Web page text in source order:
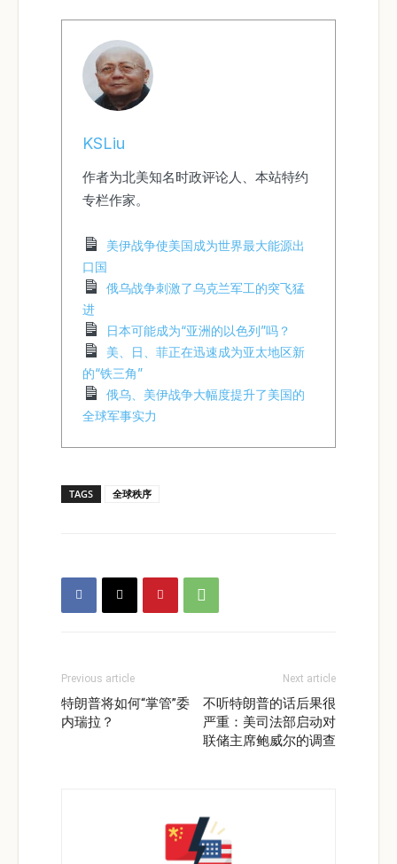
KSLiu
作者为北美知名时政评论人、本站特约
专栏作家。
美伊战争使美国成为世界最大能源出
口国
俄乌战争刺激了乌克兰军工的突飞猛
进
日本可能成为“亚洲的以色列”吗？
美、日、菲正在迅速成为亚太地区新
的“铁三角”
俄乌、美伊战争大幅度提升了美国的
全球军事实力
TAGS 全球秩序
Previous article
特朗普将如何“掌管”委
内瑞拉？
Next article
不听特朗普的话后果很
严重：美司法部启动对
联储主席鲍威尔的调查